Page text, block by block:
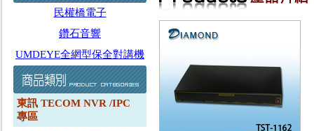
民權橋電子
鑽石音響
UMDEYE全網型保全對講機
東訊 TECOM NVR /IPC
專區